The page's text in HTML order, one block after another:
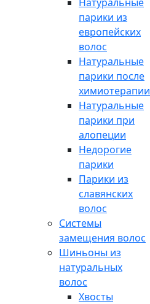
парики из
европейских
волос
Натуральные
парики после
химиотерапии
Натуральные
парики при
алопеции
Недорогие
парики
Парики из
славянских
волос
Системы
замещения волос
Шиньоны из
натуральных
волос
Хвосты